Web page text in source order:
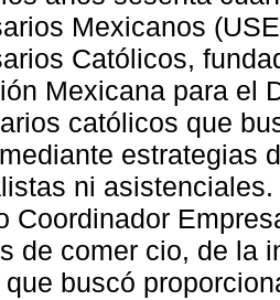
Mexicanos
Católicos,
Mexicana para el
católicos que
estrategias
ni
Coordinador
de comer cio, de la
buscó